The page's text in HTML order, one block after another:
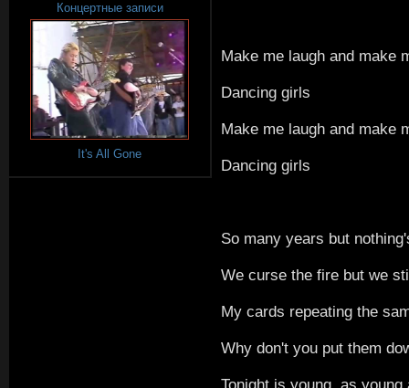
Концертные записи
It's All Gone
Make me laugh and make
Dancing girls
Make me laugh and make
Dancing girls
So many years but
We curse the fire but we
My cards repeating the
Why don't you put them
Tonight is young, as